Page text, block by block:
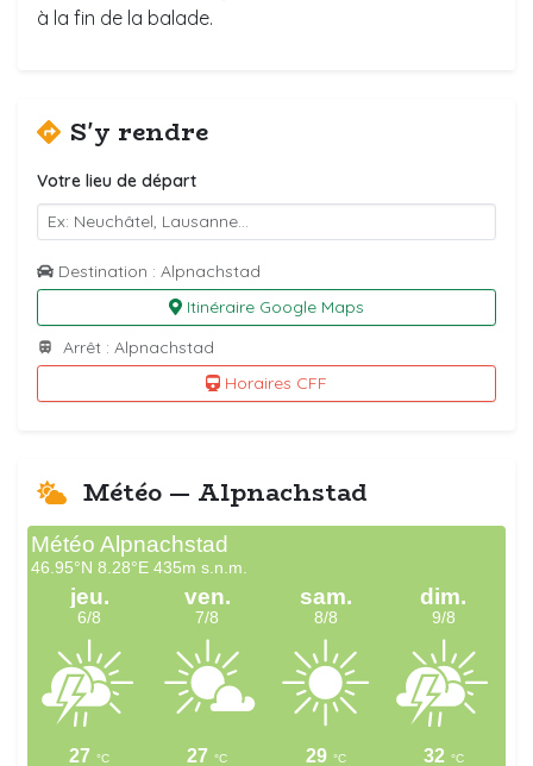
à la fin de la balade.
S'y rendre
Votre lieu de départ
Destination : Alpnachstad
Itinéraire Google Maps
Arrêt : Alpnachstad
Horaires CFF
Météo — Alpnachstad